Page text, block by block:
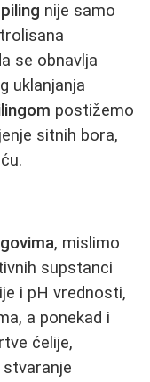
nije samo
se obnavlja
uklanjanja
postižemo
sitnih bora,
, mislimo
supstanci
i pH vrednosti,
a ponekad i
ćelije,